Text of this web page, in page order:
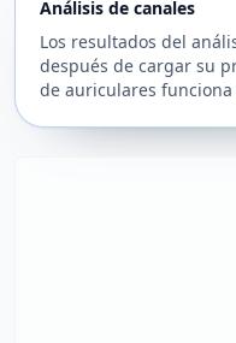
Análisis de canales
Los resultados del
después de cargar su
de auriculares